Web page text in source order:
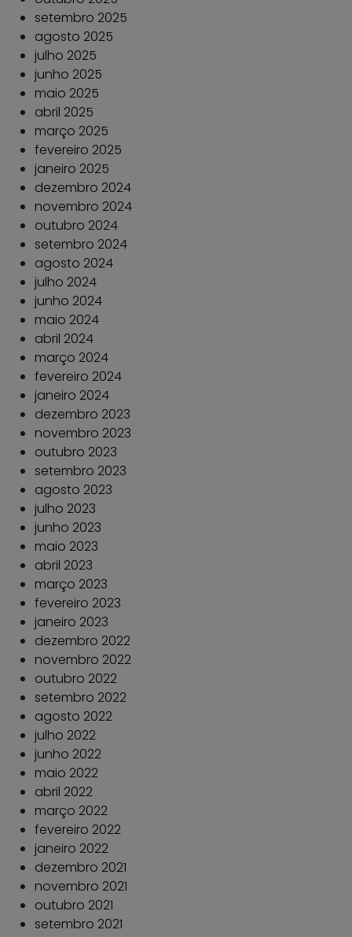
setembro 2025
agosto 2025
julho 2025
junho 2025
maio 2025
abril 2025
março 2025
fevereiro 2025
janeiro 2025
dezembro 2024
novembro 2024
outubro 2024
setembro 2024
agosto 2024
julho 2024
junho 2024
maio 2024
abril 2024
março 2024
fevereiro 2024
janeiro 2024
dezembro 2023
novembro 2023
outubro 2023
setembro 2023
agosto 2023
julho 2023
junho 2023
maio 2023
abril 2023
março 2023
fevereiro 2023
janeiro 2023
dezembro 2022
novembro 2022
outubro 2022
setembro 2022
agosto 2022
julho 2022
junho 2022
maio 2022
abril 2022
março 2022
fevereiro 2022
janeiro 2022
dezembro 2021
novembro 2021
outubro 2021
setembro 2021